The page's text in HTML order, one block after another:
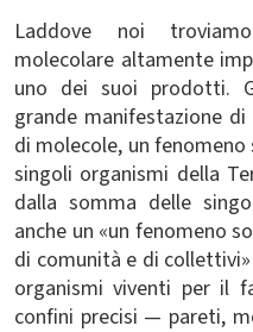
Laddove noi
molecolare altamente
uno dei suoi prodotti.
grande manifestazione
di molecole, un
singoli organismi della
dalla somma delle
anche un «un fenomeno
di comunità e di
organismi viventi per il
confini precisi — pareti,